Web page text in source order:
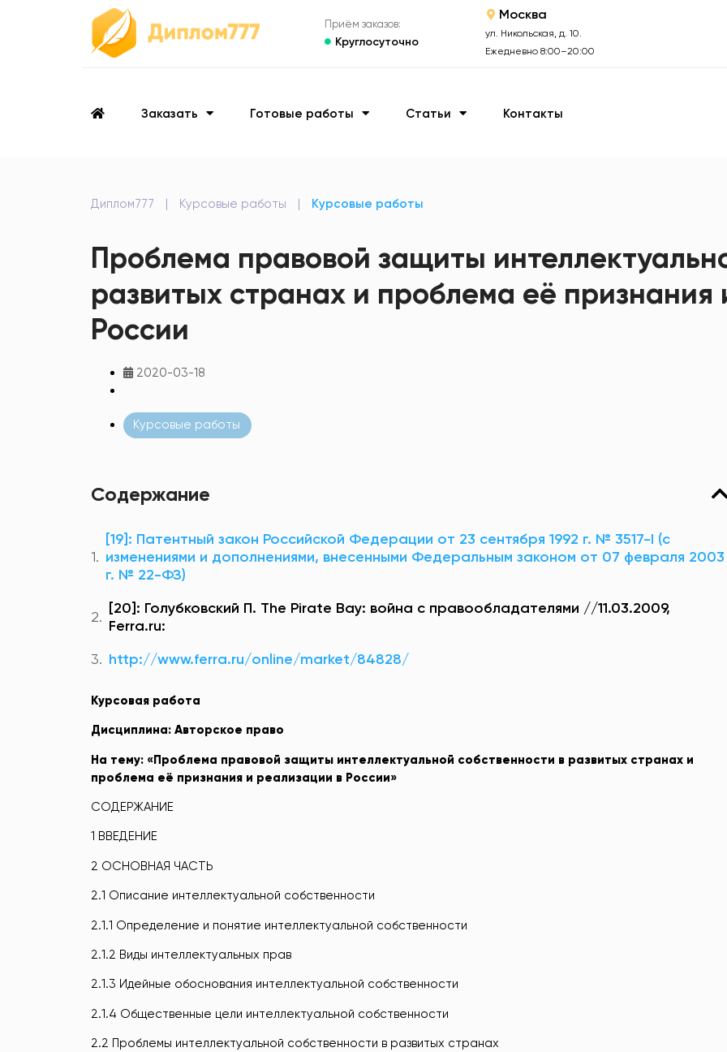
Приём заказов:
Круглосуточно
Москва
ул. Никольская, д. 10.
Ежедневно 8:00–20:00
Заказать Готовые работы Статьи Контакты
Диплом777 | Курсовые работы | Курсовые работы
Проблема правовой защиты
развитых странах и проблема её признания
России
2020-03-18
Курсовые работы
Содержание
[19]: Патентный закон Российской Федерации от 23 сентября 1992 г. № 3517-I (с
изменениями и дополнениями, внесенными Федеральным законом от 07 февраля 2003
г. № 22-ФЗ)
[20]: Голубковский П. The Pirate Bay: война с правообладателями //11.03.2009,
Ferra.ru:
http://www.ferra.ru/online/market/84828/
Курсовая работа
Дисциплина: Авторское право
На тему: «Проблема правовой защиты интеллектуальной собственности в развитых странах и
проблема её признания и реализации в России»
СОДЕРЖАНИЕ
1 ВВЕДЕНИЕ
2 ОСНОВНАЯ ЧАСТЬ
2.1 Описание интеллектуальной собственности
2.1.1 Определение и понятие интеллектуальной собственности
2.1.2 Виды интеллектуальных прав
2.1.3 Идейные обоснования интеллектуальной собственности
2.1.4 Общественные цели интеллектуальной собственности
2.2 Проблемы интеллектуальной собственности в развитых странах